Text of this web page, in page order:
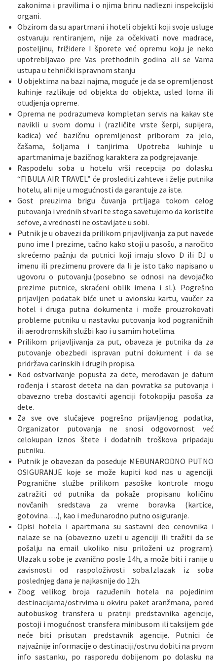
zakonima i pravilima i o njima brinu nadlezni inspekcijski
organi.
Obzirom da su apartmani i hoteli objekti koji svoje usluge
ostvaruju rentiranjem, nije za očekivati nove madrace,
posteljinu, frižidere I šporete već opremu koju je neko
upotrebljavao pre Vas prethodnih godina ali se Vama
ustupa u tehnički ispravnom stanju
U objektima na bazi najma, moguće je da se opremljenost
kuhinje razlikuje od objekta do objekta, usled loma ili
otudjenja opreme.
Oprema ne podrazumeva kompletan servis na kakav ste
navikli u svom domu i (različite vrste šerpi, supijera,
kadica) već bazičnu opremljenost priborom za jelo,
čašama, šoljama i tanjirima. Upotreba kuhinje u
apartmanima je bazičnog karaktera za podgrejavanje.
Raspodelu soba u hotelu vrši recepcija po dolasku.
“FIBULA AIR TRAVEL” će proslediti zahteve i želje putnika
hotelu, ali nije u mogućnosti da garantuje za iste.
Gost preuzima brigu čuvanja prtljaga tokom celog
putovanja i vrednih stvari te stoga savetujemo da koristite
sefove, a vrednosti ne ostavljate u sobi.
Putnik je u obavezi da prilikom prijavljivanja za put navede
puno ime I prezime, tačno kako stoji u pasošu, a naročito
skrećemo pažnju da putnici koji imaju slovo Đ ili DJ u
imenu ili prezimenu provere da li je isto tako napisano u
ugovoru o putovanju.(posebno se odnosi na devojačko
prezime putnice, skraćeni oblik imena i sl.). Pogrešno
prijavljen podatak biće unet u avionsku kartu, vaučer za
hotel i druga putna dokumenta i može prouzrokovati
probleme putniku u nastavku putovanja kod pograničnih
ili aerodromskih službi kao i u samim hotelima.
Prilikom prijavljivanja za put, obaveza je putnika da za
putovanje obezbedi ispravan putni dokument i da se
pridržava carinskih i drugih propisa.
Kod ostvarivanje popusta za dete, merodavan je datum
rođenja i starost deteta na dan povratka sa putovanja i
obavezno treba dostaviti agenciji fotokopiju pasoša za
dete.
Za sve ove slučajeve pogrešno prijavljenog podatka,
Organizator putovanja ne snosi odgovornost već
celokupan iznos štete i dodatnih troškova pripadaju
putniku.
Putnik je obavezan da poseduje MEĐUNARODNO PUTNO
OSIGURANJE koje se može kupiti kod nas u agenciji.
Pogranične službe prilikom pasoške kontrole mogu
zatražiti od putnika da pokaže propisanu količinu
novčanih sredstava za vreme boravka (kartice,
gotovina….), kao i međunarodno putno osiguranje.
Opisi hotela i apartmana su sastavni deo cenovnika i
nalaze se na (obavezno uzeti u agenciji ili tražiti da se
pošalju na email ukoliko nisu priloženi uz program).
Ulazak u sobe je zvanično posle 14h, a može biti i ranije u
zavisnosti od raspoloživosti soba.Izlazak iz soba
poslednjeg dana je najkasnije do 12h.
Zbog velikog broja razuđenih hotela na pojedinim
destinacijama/ostrvima u okviru paket aranžmana, pored
autobuskog transfera u pratnji predstavnika agencije,
postoji i mogućnost transfera minibusom ili taksijem gde
neće biti prisutan predstavnik agencije. Putnici će
najvažnije informacije o destinaciji/ostrvu dobiti na prvom
info sastanku, po rasporedu dobijenom po dolasku na